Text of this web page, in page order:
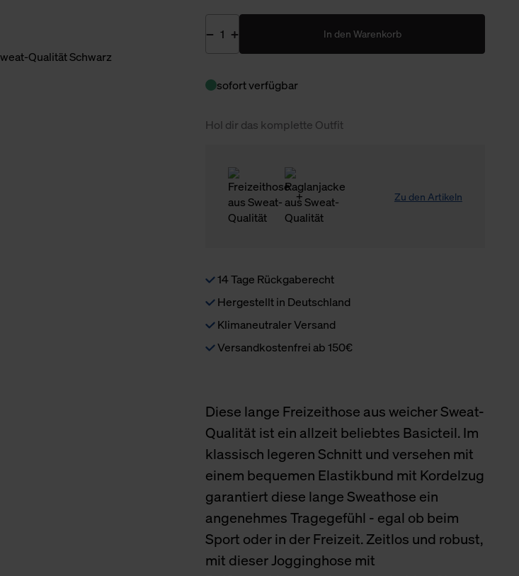
In den Warenkorb
sofort verfügbar
Hol dir das komplette Outfit
Zu den Artikeln
14 Tage Rückgaberecht
Hergestellt in Deutschland
Klimaneutraler Versand
Versandkostenfrei ab 150€
Diese lange Freizeithose aus weicher Sweat-
Qualität ist ein allzeit beliebtes Basicteil. Im
klassisch legeren Schnitt und versehen mit
einem bequemen Elastikbund mit Kordelzug
garantiert diese lange Sweathose ein
angenehmes Tragegefühl - egal ob beim
Sport oder in der Freizeit. Zeitlos und robust,
mit dieser Jogginghose mit